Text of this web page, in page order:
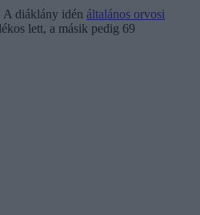
A diáklány idén általános orvosi
lett, a másik pedig 69